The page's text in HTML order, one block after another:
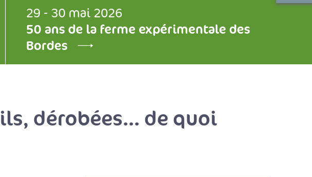
29 - 30 mai 2026
50 ans de la ferme expérimentale des
Bordes
dérobées... de quoi